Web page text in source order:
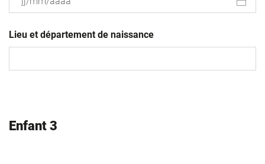
slash
MM
Lieu et département de naissance
Enfant 3